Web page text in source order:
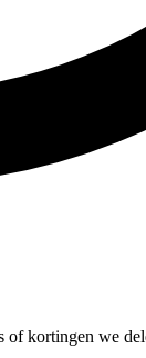
of kortingen we